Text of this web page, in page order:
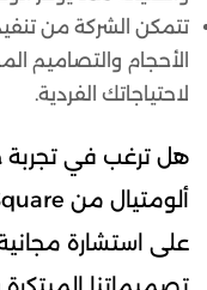
تتمكن الشركة من
الأحجام والتصاميم
لاحتياجاتك الفردية.
هل ترغب في
على استشارة